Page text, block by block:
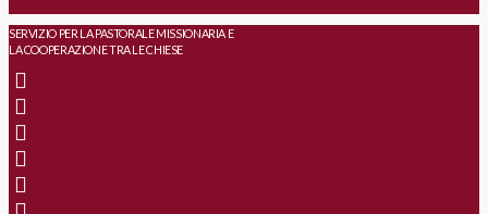
SERVIZIO PER LA PASTORALE MISSIONARIA E
LA COOPERAZIONE TRA LE CHIESE